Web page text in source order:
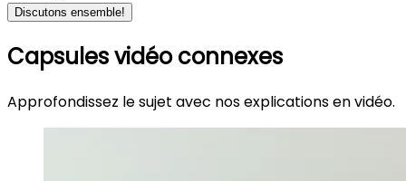
Discutons ensemble!
Capsules vidéo connexes
Approfondissez le sujet avec nos explications en vidéo.